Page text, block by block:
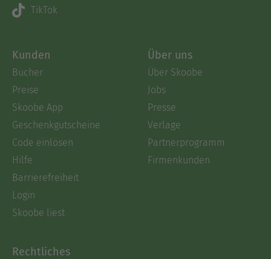
TikTok
Kunden
Bücher
Preise
Skoobe App
Geschenkgutscheine
Code einlösen
Hilfe
Barrierefreiheit
Login
Skoobe liest
Über uns
Über Skoobe
Jobs
Presse
Verlage
Partnerprogramm
Firmenkunden
Rechtliches